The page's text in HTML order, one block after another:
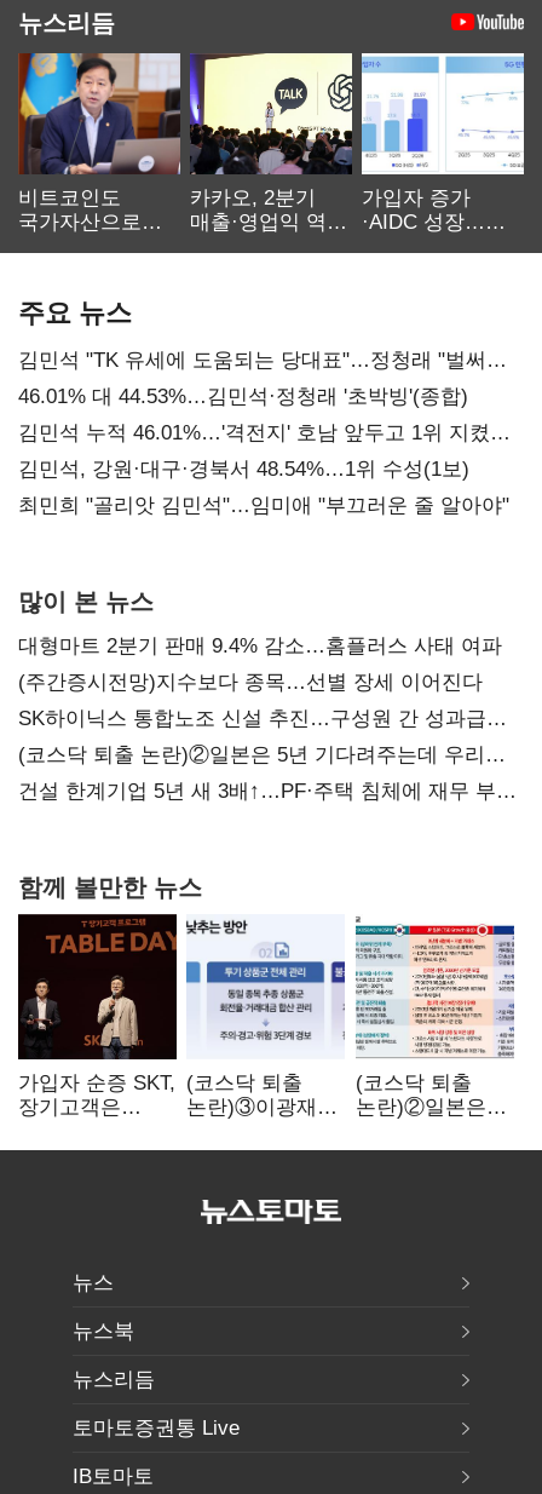
뉴스리듬
비트코인도
국가자산으로…'
카카오, 2분기
매출·영업익 역대
가입자 증가
·AIDC 성장…
주요 뉴스
김민석 "TK 유세에 도움되는 당대표"…정청래 "벌써
대표된 양 당직 배분"
46.01% 대 44.53%…김민석·정청래 '초박빙'(종합)
김민석 누적 46.01%…'격전지' 호남 앞두고 1위 지켰다
(2보)
김민석, 강원·대구·경북서 48.54%…1위 수성(1보)
최민희 "골리앗 김민석"…임미애 "부끄러운 줄 알아야"
많이 본 뉴스
대형마트 2분기 판매 9.4% 감소…홈플러스 사태 여파
(주간증시전망)지수보다 종목…선별 장세 이어진다
SK하이닉스 통합노조 신설 추진…구성원 간 성과급
불만 확산
(코스닥 퇴출 논란)②일본은 5년 기다려주는데 우리는
당장 퇴출?…시간만으론 부족한 코스닥 구하기
건설 한계기업 5년 새 3배↑…PF·주택 침체에 재무 부담
함께 볼만한 뉴스
가입자 순증 SKT,
장기고객은
챙긴다
(코스닥 퇴출
논란)③이광재
자동차 없애지는
(코스닥 퇴출
논란)②일본은
기다려주는데
뉴스
뉴스북
뉴스리듬
토마토증권통 Live
IB토마토